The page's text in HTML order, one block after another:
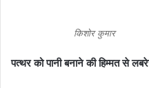
किशोर कुमार
पत्थर को पानी बनाने की हिम्मत से